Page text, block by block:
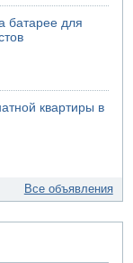
батарее для
квартиры в
Все объявления